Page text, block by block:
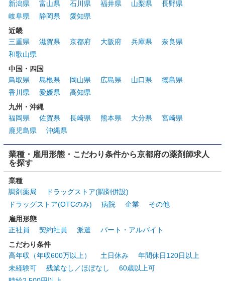
新潟県
富山県 石川県 福井県 山梨県
長野県
岐阜県
静岡県
愛知県
近畿
三重県
滋賀県 京都府 大阪府 兵庫県
奈良県
和歌山県
中国・四国
鳥取県
島根県 岡山県 広島県 山口県
徳島県
香川県
愛媛県
高知県
九州・沖縄
福岡県
佐賀県 長崎県 熊本県 大分県
宮崎県
鹿児島県
沖縄県
業種・雇用形態・こだわり条件から京都府の薬剤師求人
を探す
業種
調剤薬局
ドラッグストア(調剤併設)
ドラッグストア(OTCのみ)
病院 企業
その他
雇用形態
正社員
契約社員 派遣
パート・アルバイト
こだわり条件
高年収（年収600万以上）
土日休み
年間休日120日以上
未経験可
残業なし／ほぼなし
60歳以上可